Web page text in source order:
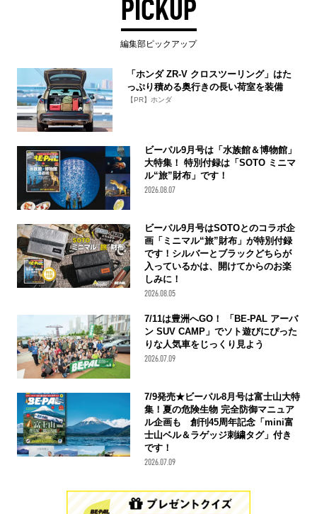
PICKUP
編集部ピックアップ
「ホンダ ZR-V クロスツーリング」はた
っぷり積める奥行きの長い荷室を装備
【PR】ホンダ
ビーパル9月号は「水族館＆博物館」
大特集！ 特別付録は「SOTO ミニマ
ル“旅”財布」です！
2026.08.07
ビーパル9月号はSOTOとのコラボ企
画「ミニマル“旅”財布」が特別付録
です！シルバーとブラックどちらが
入っているかは、開けてからのお楽
しみに！
2026.08.05
7/11は豊洲へGO！ 「BE-PAL アーバ
ン SUV CAMP」でソト遊びにぴった
りな人気車をじっくり見よう
2026.07.09
7/9発売★ビーパル8月号は富士山大特
集！夏の危険生物 完全防御マニュア
ル企画も 創刊45周年記念「mini富
士山ベル＆ラゲッジ刺繍タグ」付き
です！
2026.07.09